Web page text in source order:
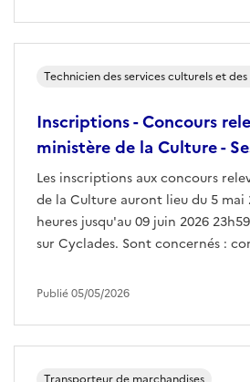
Inscriptions - Concours
ministère de la Culture -
Les inscriptions aux concours
de la Culture auront lieu du 5 mai
heures jusqu'au 09 juin 2026
sur Cyclades. Sont concernés :
Technicien des services culturels et
Publié 05/05/2026